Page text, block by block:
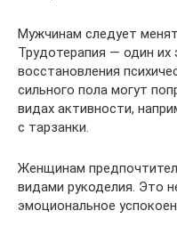
Мужчинам следует
Трудотерапия — один
восстановления
сильного пола могут
видах активности,
с тарзанки.
Женщинам
видами рукоделия. Это
эмоциональное